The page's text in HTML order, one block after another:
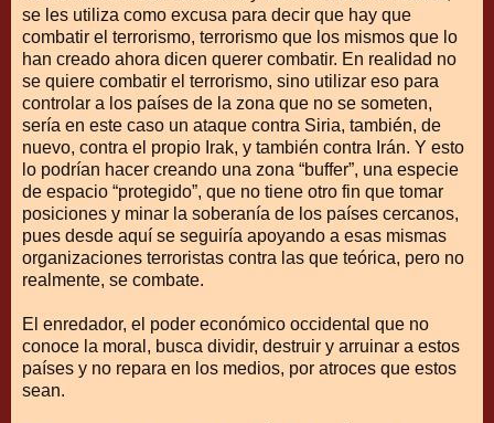
se les utiliza como excusa para decir que hay que
combatir el terrorismo, terrorismo que los mismos que lo
han creado ahora dicen querer combatir. En realidad no
se quiere combatir el terrorismo, sino utilizar eso para
controlar a los países de la zona que no se someten,
sería en este caso un ataque contra Siria, también, de
nuevo, contra el propio Irak, y también contra Irán. Y esto
lo podrían hacer creando una zona “buffer”, una especie
de espacio “protegido”, que no tiene otro fin que tomar
posiciones y minar la soberanía de los países cercanos,
pues desde aquí se seguiría apoyando a esas mismas
organizaciones terroristas contra las que teórica, pero no
realmente, se combate.
El enredador, el poder económico occidental que no
conoce la moral, busca dividir, destruir y arruinar a estos
países y no repara en los medios, por atroces que estos
sean.